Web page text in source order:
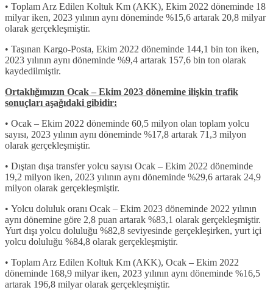
• Toplam Arz Edilen Koltuk Km (AKK), Ekim 2022 döneminde 18
milyar iken, 2023 yılının aynı döneminde %15,6 artarak 20,8 milyar
olarak gerçekleşmiştir.
• Taşınan Kargo-Posta, Ekim 2022 döneminde 144,1 bin ton iken,
2023 yılının aynı döneminde %9,4 artarak 157,6 bin ton olarak
kaydedilmiştir.
Ortaklığımızın Ocak – Ekim 2023 dönemine ilişkin trafik
sonuçları aşağıdaki gibidir:
• Ocak – Ekim 2022 döneminde 60,5 milyon olan toplam yolcu
sayısı, 2023 yılının aynı döneminde %17,8 artarak 71,3 milyon
olarak gerçekleşmiştir.
• Dıştan dışa transfer yolcu sayısı Ocak – Ekim 2022 döneminde
19,2 milyon iken, 2023 yılının aynı döneminde %29,6 artarak 24,9
milyon olarak gerçekleşmiştir.
• Yolcu doluluk oranı Ocak – Ekim 2023 döneminde 2022 yılının
aynı dönemine göre 2,8 puan artarak %83,1 olarak gerçekleşmiştir.
Yurt dışı yolcu doluluğu %82,8 seviyesinde gerçekleşirken, yurt içi
yolcu doluluğu %84,8 olarak gerçekleşmiştir.
• Toplam Arz Edilen Koltuk Km (AKK), Ocak – Ekim 2022
döneminde 168,9 milyar iken, 2023 yılının aynı döneminde %16,5
artarak 196,8 milyar olarak gerçekleşmiştir.